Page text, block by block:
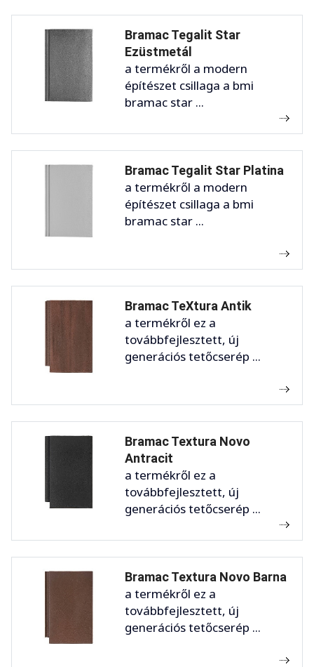
Bramac Tegalit Star
Ezüstmetál
a termékről a modern
építészet csillaga a bmi
bramac star ...
Bramac Tegalit Star Platina
a termékről a modern
építészet csillaga a bmi
bramac star ...
Bramac TeXtura Antik
a termékről ez a
továbbfejlesztett, új
generációs tetőcserép ...
Bramac Textura Novo
Antracit
a termékről ez a
továbbfejlesztett, új
generációs tetőcserép ...
Bramac Textura Novo Barna
a termékről ez a
továbbfejlesztett, új
generációs tetőcserép ...